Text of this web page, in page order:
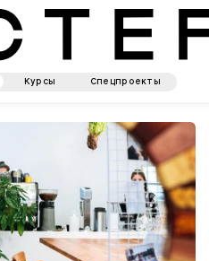
Курсы Спецпроекты